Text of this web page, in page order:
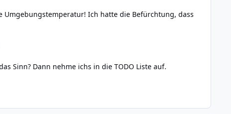
Ich hatte die Befürchtung, dass
Sinn? Dann nehme ichs in die TODO Liste auf.